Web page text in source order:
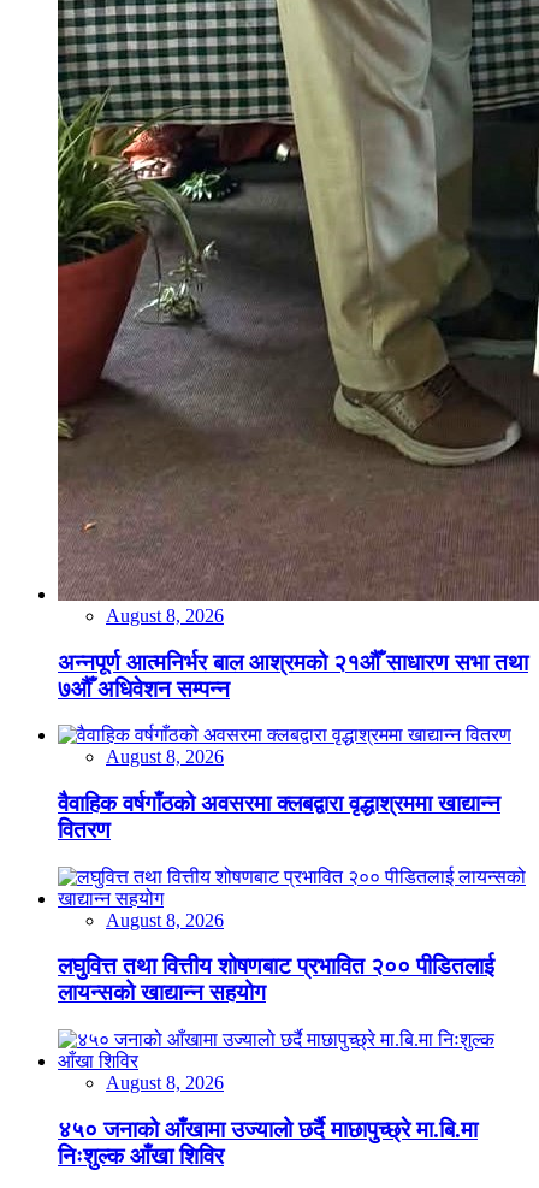
August 8, 2026
अन्नपूर्ण आत्मनिर्भर बाल आश्रमको २१औँ साधारण सभा तथा
७औँ अधिवेशन सम्पन्न
August 8, 2026
वैवाहिक वर्षगाँठको अवसरमा क्लबद्वारा वृद्धाश्रममा खाद्यान्न
वितरण
August 8, 2026
लघुवित्त तथा वित्तीय शोषणबाट प्रभावित २०० पीडितलाई
लायन्सको खाद्यान्न सहयोग
August 8, 2026
४५० जनाको आँखामा उज्यालो छर्दै माछापुच्छ्रे मा.बि.मा
निःशुल्क आँखा शिविर